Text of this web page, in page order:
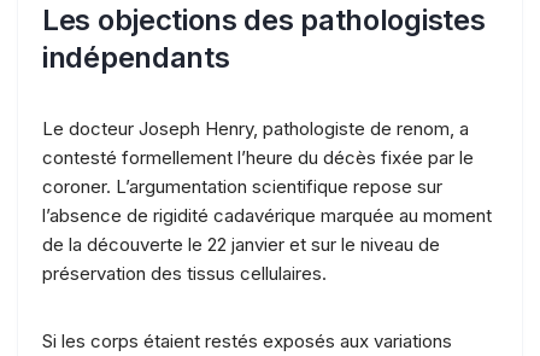
Les objections des pathologistes
indépendants
Le docteur Joseph Henry, pathologiste de renom, a
contesté formellement l’heure du décès fixée par le
coroner. L’argumentation scientifique repose sur
l’absence de rigidité cadavérique marquée au moment
de la découverte le 22 janvier et sur le niveau de
préservation des tissus cellulaires.
Si les corps étaient restés exposés aux variations